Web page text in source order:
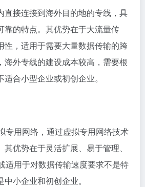
直接连接到海外目的地的专线，具
靠的特点。其优势在于大流量传
性，适用于需要大量数据传输的跨
海外专线的建设成本较高，需要根
合小型企业或初创企业。
专用网络，通过虚拟专用网络技术
优势在于灵活扩展、易于管理、
适用于对数据传输速度要求不是特
小企业和初创企业。